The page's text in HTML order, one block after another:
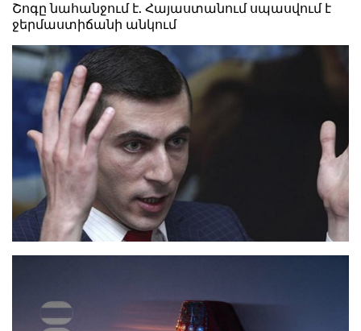
Շոգը նահանջում է. Հայաստանում սպասվում է
ջերմաստիճանի անկում